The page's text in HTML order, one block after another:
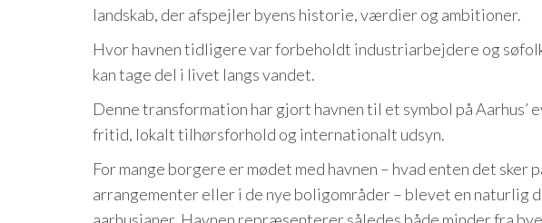
landskab, der afspejler byens historie, værdier og ambitioner.
Hvor havnen tidligere var forbeholdt industriarbejdere og
kan tage del i livet langs vandet.
Denne transformation har gjort havnen til et symbol på
fritid, lokalt tilhørsforhold og internationalt udsyn.
For mange borgere er mødet med havnen – hvad enten det sker
arrangementer eller i de nye boligområder – blevet en naturlig